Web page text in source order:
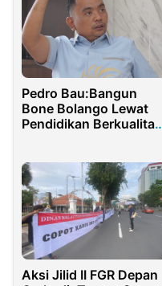
Pedro Bau:Bangun
Bone Bolango Lewat
Pendidikan Berkualitas
Aksi Jilid II FGR Depan